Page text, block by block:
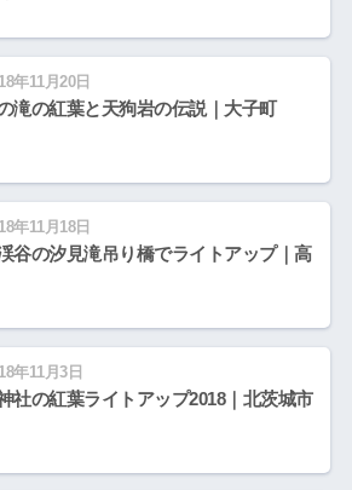
年11月20日
滝の紅葉と天狗岩の伝説｜大子町
年11月18日
谷の汐見滝吊り橋でライトアップ｜高
年11月3日
社の紅葉ライトアップ2018｜北茨城市